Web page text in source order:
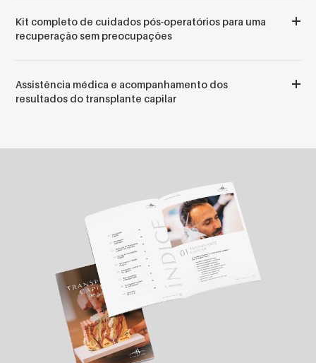
Kit completo de cuidados pós-operatórios para uma
recuperação sem preocupações
Assistência médica e acompanhamento dos
resultados do transplante capilar